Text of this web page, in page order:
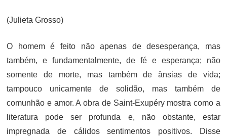
(Julieta Grosso)
O homem é feito não apenas de desesperança, mas
também, e fundamentalmente, de fé e esperança; não
somente de morte, mas também de ânsias de vida;
tampouco unicamente de solidão, mas também de
comunhão e amor. A obra de Saint-Exupéry mostra como a
literatura pode ser profunda e, não obstante, estar
impregnada de cálidos sentimentos positivos. Disse